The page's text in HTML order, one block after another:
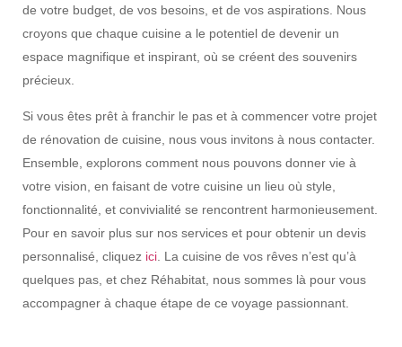
de votre budget, de vos besoins, et de vos aspirations. Nous
croyons que chaque cuisine a le potentiel de devenir un
espace magnifique et inspirant, où se créent des souvenirs
précieux.
Si vous êtes prêt à franchir le pas et à commencer votre projet
de rénovation de cuisine, nous vous invitons à nous contacter.
Ensemble, explorons comment nous pouvons donner vie à
votre vision, en faisant de votre cuisine un lieu où style,
fonctionnalité, et convivialité se rencontrent harmonieusement.
Pour en savoir plus sur nos services et pour obtenir un devis
personnalisé, cliquez ici. La cuisine de vos rêves n’est qu’à
quelques pas, et chez Réhabitat, nous sommes là pour vous
accompagner à chaque étape de ce voyage passionnant.